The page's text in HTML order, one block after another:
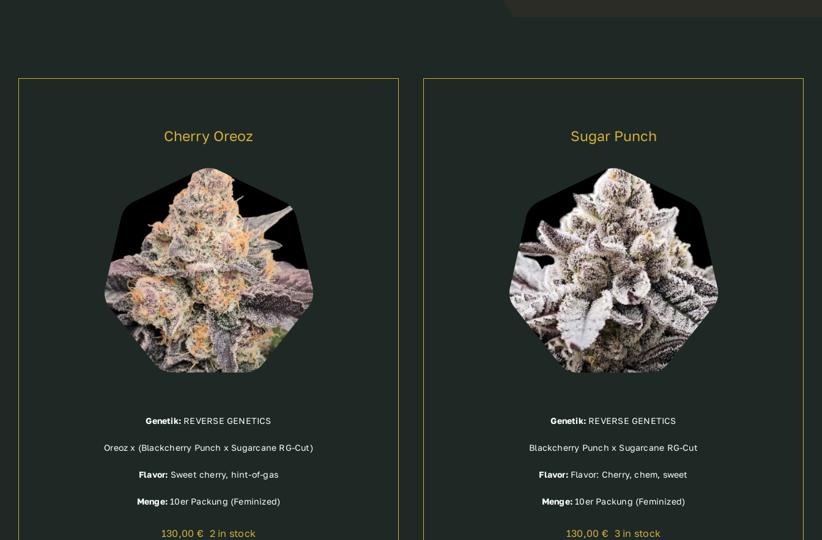
Cherry Oreoz
Genetik: REVERSE GENETICS
Oreoz x (Blackcherry Punch x Sugarcane RG-Cut)
Flavor: Sweet cherry, hint-of-gas
Menge: 10er Packung (Feminized)
130,00 € 2 in stock
Sugar Punch
Genetik: REVERSE GENETICS
Blackcherry Punch x Sugarcane RG-Cut
Flavor:Flavor: Cherry, chem, sweet
Menge: 10er Packung (Feminized)
130,00 € 3 in stock